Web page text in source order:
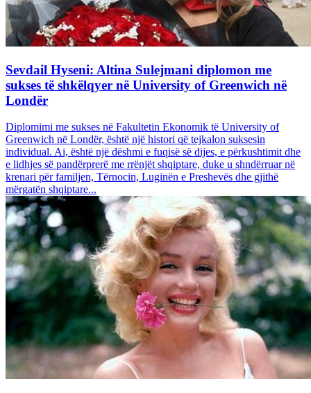
Sevdail Hyseni: Altina Sulejmani diplomon me
sukses të shkëlqyer në University of Greenwich në
Londër
Diplomimi me sukses në Fakultetin Ekonomik të University of
Greenwich në Londër, është një histori që tejkalon suksesin
individual. Ai, është një dëshmi e fuqisë së dijes, e përkushtimit dhe
e lidhjes së pandërprerë me rrënjët shqiptare, duke u shndërruar në
krenari për familjen, Tërnocin, Luginën e Preshevës dhe gjithë
mërgatën shqiptare...